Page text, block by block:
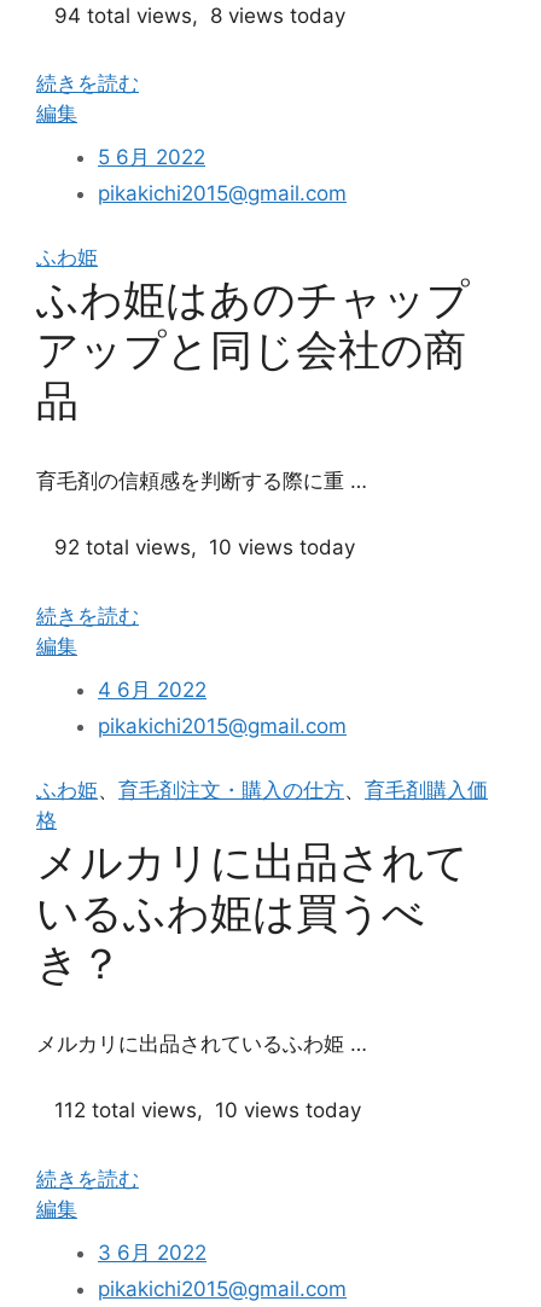
シ
タ
イ
プ”
94 total views, 8 views today
続きを読む
編集“ア
コ
メ
に
お
け
姫
評
5 6月 2022
pikakichi2015@gmail.com
ふわ姫
ふわ姫はあのチャップ
アップと同じ会社の商
品
育毛剤の信頼感を判断する際に重 …
92 total views, 10 views today
続きを読む
編集“ふ
は
の
ャ
ッ
プ
ア
と
じ
の
商
品”
4 6月 2022
pikakichi2015@gmail.com
ふわ姫、 育毛剤注文・購入の仕方、 育毛剤購入価
格
メルカリに出品されて
いるふわ姫は買うべ
き？
メルカリに出品されているふわ姫 …
112 total views, 10 views today
続きを読む
編集“メ
リ
3 6月 2022
pikakichi2015@gmail.com